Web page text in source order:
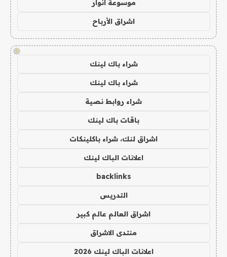
موسوعة انوار
اشراق الأرباح
!
شراء باك لينك
شراء باك لينك
شراء روابط نصية
باقات باك لينك
اشراق لنك، شراء باكلينكات
اعلانات الباك لينك
backlinks
التدريس
اشراق العالم عالم كبير
منتدى الاشراق
اعلانات الباك لينك 2026